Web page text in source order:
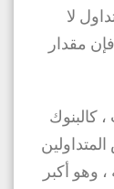
لا
مقدار
كالبنوك
وهو أكبر